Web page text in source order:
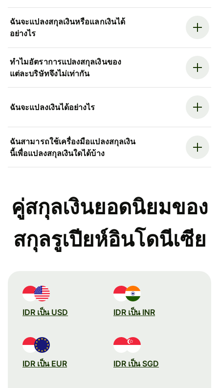
ฉันจะแปลงสกุลเงินหรือแลกเงินได้
อย่างไร
ทำไมอัตราการแปลงสกุลเงินของ
แต่ละบริษัทจึงไม่เท่ากัน
ฉันจะแปลงเงินได้อย่างไร
ฉันสามารถใช้เครื่องมือแปลงสกุลเงิน
นี้เพื่อแปลงสกุลเงินใดได้บ้าง
คู่สกุลเงินยอดนิยมของ
สกุลรูเปียห์อินโดนีเซีย
IDR เป็น USD IDR เป็น INR
IDR เป็น EUR IDR เป็น SGD